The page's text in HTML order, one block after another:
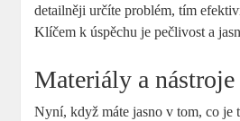
detailněji určíte problém, tím
Klíčem k úspěchu je pečlivost a
Materiály a nástroje
Nyní, když máte jasno v tom, co je